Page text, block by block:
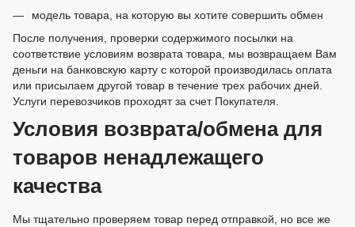
модель товара, на которую вы хотите совершить обмен
После получения, проверки содержимого посылки на
соответствие условиям возврата товара, мы возвращаем Вам
деньги на банковскую карту с которой производилась оплата
или присылаем другой товар в течение трех рабочих дней.
Услуги перевозчиков проходят за счет Покупателя.
Условия возврата/обмена для
товаров ненадлежащего
качества
Мы тщательно проверяем товар перед отправкой, но все же